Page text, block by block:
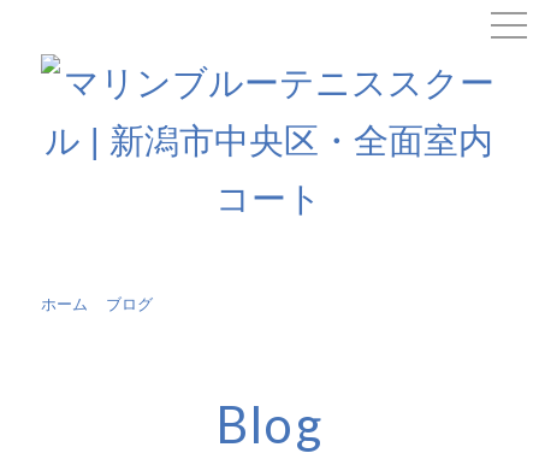
ホーム ブログ»
Blog